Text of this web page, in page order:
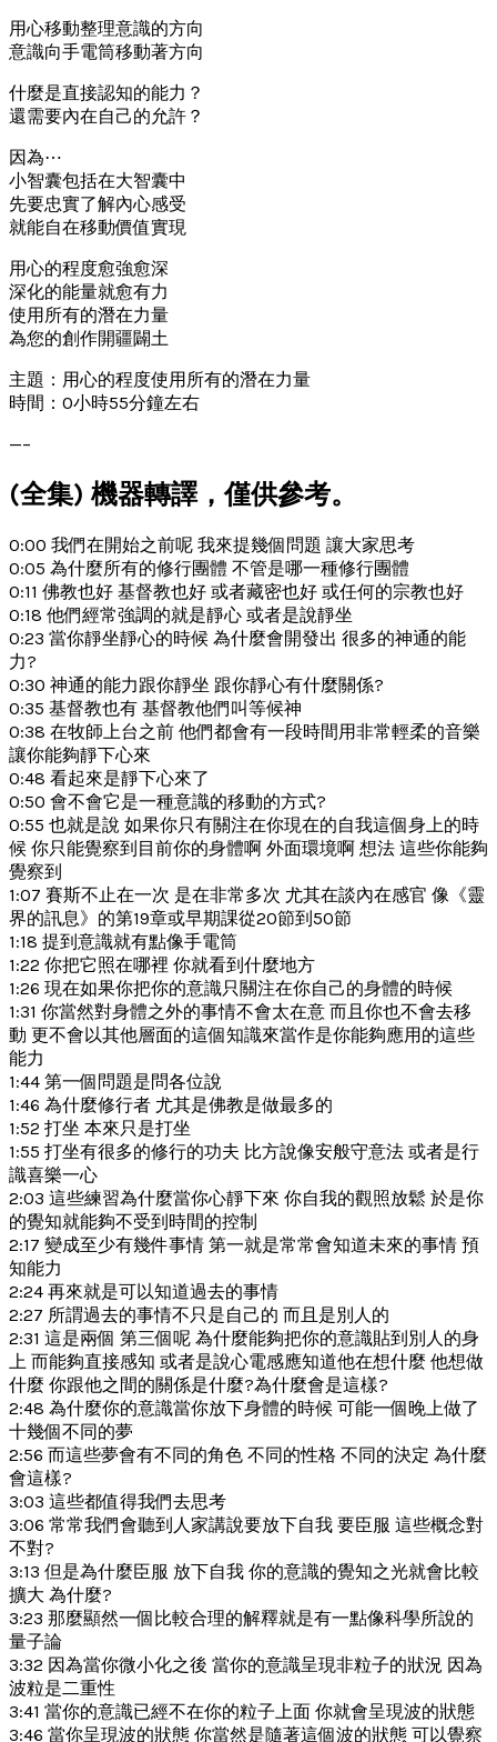
用心移動整理意識的方向
意識向手電筒移動著方向
什麼是直接認知的能力？
還需要內在自己的允許？
因為⋯
小智囊包括在大智囊中
先要忠實了解內心感受
就能自在移動價值實現
用心的程度愈強愈深
深化的能量就愈有力
使用所有的潛在力量
為您的創作開疆闢土
主題：用心的程度使用所有的潛在力量
時間：0小時55分鐘左右
—–
(全集) 機器轉譯，僅供參考。
0:00 我們在開始之前呢 我來提幾個問題 讓大家思考
0:05 為什麼所有的修行團體 不管是哪一種修行團體
0:11 佛教也好 基督教也好 或者藏密也好 或任何的宗教也好
0:18 他們經常強調的就是靜心 或者是說靜坐
0:23 當你靜坐靜心的時候 為什麼會開發出 很多的神通的能
力?
0:30 神通的能力跟你靜坐 跟你靜心有什麼關係?
0:35 基督教也有 基督教他們叫等候神
0:38 在牧師上台之前 他們都會有一段時間用非常輕柔的音樂
讓你能夠靜下心來
0:48 看起來是靜下心來了
0:50 會不會它是一種意識的移動的方式?
0:55 也就是說 如果你只有關注在你現在的自我這個身上的時
候 你只能覺察到目前你的身體啊 外面環境啊 想法 這些你能夠
覺察到
1:07 賽斯不止在一次 是在非常多次 尤其在談內在感官 像《靈
界的訊息》的第19章或早期課從20節到50節
1:18 提到意識就有點像手電筒
1:22 你把它照在哪裡 你就看到什麼地方
1:26 現在如果你把你的意識只關注在你自己的身體的時候
1:31 你當然對身體之外的事情不會太在意 而且你也不會去移
動 更不會以其他層面的這個知識來當作是你能夠應用的這些
能力
1:44 第一個問題是問各位說
1:46 為什麼修行者 尤其是佛教是做最多的
1:52 打坐 本來只是打坐
1:55 打坐有很多的修行的功夫 比方說像安般守意法 或者是行
識喜樂一心
2:03 這些練習為什麼當你心靜下來 你自我的觀照放鬆 於是你
的覺知就能夠不受到時間的控制
2:17 變成至少有幾件事情 第一就是常常會知道未來的事情 預
知能力
2:24 再來就是可以知道過去的事情
2:27 所謂過去的事情不只是自己的 而且是別人的
2:31 這是兩個 第三個呢 為什麼能夠把你的意識貼到別人的身
上 而能夠直接感知 或者是說心電感應知道他在想什麼 他想做
什麼 你跟他之間的關係是什麼?為什麼會是這樣?
2:48 為什麼你的意識當你放下身體的時候 可能一個晚上做了
十幾個不同的夢
2:56 而這些夢會有不同的角色 不同的性格 不同的決定 為什麼
會這樣?
3:03 這些都值得我們去思考
3:06 常常我們會聽到人家講說要放下自我 要臣服 這些概念對
不對?
3:13 但是為什麼臣服 放下自我 你的意識的覺知之光就會比較
擴大 為什麼?
3:23 那麼顯然一個比較合理的解釋就是有一點像科學所說的
量子論
3:32 因為當你微小化之後 當你的意識呈現非粒子的狀況 因為
波粒是二重性
3:41 當你的意識已經不在你的粒子上面 你就會呈現波的狀態
3:46 當你呈現波的狀態 你當然是隨著這個波的狀態 可以覺察